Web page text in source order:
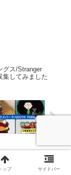
グス/Stranger
集してみました
トップ サイドバー